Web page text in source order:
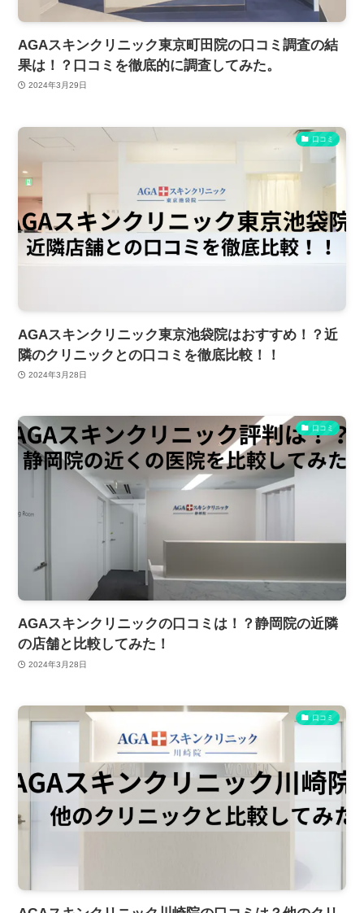
AGAスキンクリニック東京町田院の口コミ調査の結
果は！？口コミを徹底的に調査してみた。
2024年3月29日
口コミ
AGAスキンクリニック東京池袋院はおすすめ！？近
隣のクリニックとの口コミを徹底比較！！
2024年3月28日
口コミ
AGAスキンクリニックの口コミは！？静岡院の近隣
の店舗と比較してみた！
2024年3月28日
口コミ